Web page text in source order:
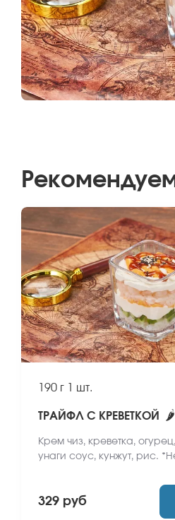
190 г 1 шт.
ТРАЙФЛ С КРЕВЕТКОЙ 🌶
Крем чиз, креветка,
унаги соус, кунжут, рис.
Они не входят в
вид блюда может
329 руб